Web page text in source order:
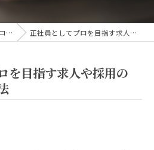
コラム 正社員としてプロを目指す求人や採用の違いと広告活用法
を目指す求人や採用の